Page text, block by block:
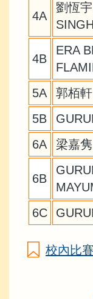
4A
劉恆
4B
ERA
5A
郭栢
5B
6A
梁嘉
6B
6C
校內比賽